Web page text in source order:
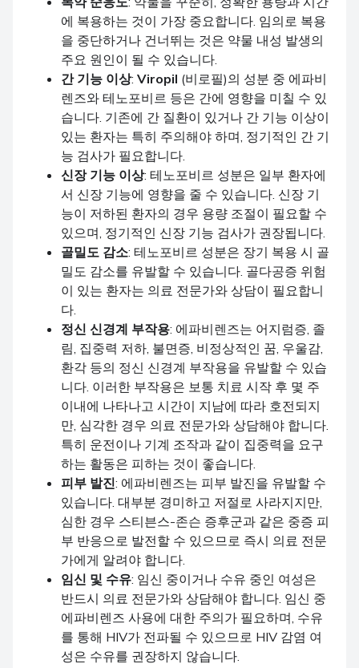
에 복용하는 것이 가장 중요합니다. 임의로 복용
을 중단하거나 건너뛰는 것은 약물 내성 발생의
주요 원인이 될 수 있습니다.
간 기능 이상: Viropil (비로필)의 성분 중 에파비
렌즈와 테노포비르 등은 간에 영향을 미칠 수 있
습니다. 기존에 간 질환이 있거나 간 기능 이상이
있는 환자는 특히 주의해야 하며, 정기적인 간 기
능 검사가 필요합니다.
신장 기능 이상: 테노포비르 성분은 일부 환자에
서 신장 기능에 영향을 줄 수 있습니다. 신장 기
능이 저하된 환자의 경우 용량 조절이 필요할 수
있으며, 정기적인 신장 기능 검사가 권장됩니다.
골밀도 감소: 테노포비르 성분은 장기 복용 시 골
밀도 감소를 유발할 수 있습니다. 골다공증 위험
이 있는 환자는 의료 전문가와 상담이 필요합니
다.
정신 신경계 부작용: 에파비렌즈는 어지럼증, 졸
림, 집중력 저하, 불면증, 비정상적인 꿈, 우울감,
환각 등의 정신 신경계 부작용을 유발할 수 있습
니다. 이러한 부작용은 보통 치료 시작 후 몇 주
이내에 나타나고 시간이 지남에 따라 호전되지
만, 심각한 경우 의료 전문가와 상담해야 합니다.
특히 운전이나 기계 조작과 같이 집중력을 요구
하는 활동은 피하는 것이 좋습니다.
피부 발진: 에파비렌즈는 피부 발진을 유발할 수
있습니다. 대부분 경미하고 저절로 사라지지만,
심한 경우 스티븐스-존슨 증후군과 같은 중증 피
부 반응으로 발전할 수 있으므로 즉시 의료 전문
가에게 알려야 합니다.
임신 및 수유: 임신 중이거나 수유 중인 여성은
반드시 의료 전문가와 상담해야 합니다. 임신 중
에파비렌즈 사용에 대한 주의가 필요하며, 수유
를 통해 HIV가 전파될 수 있으므로 HIV 감염 여
성은 수유를 권장하지 않습니다.